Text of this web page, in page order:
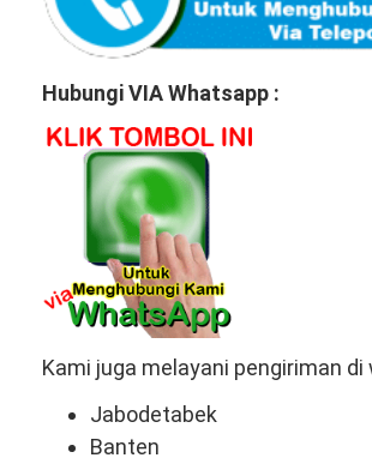
Hubungi VIA Whatsapp :
Kami juga melayani pengiriman di
Jabodetabek
Banten